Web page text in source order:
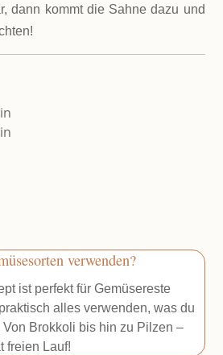
dann kommt die Sahne dazu und
verwenden?
ist perfekt für Gemüsereste
alles verwenden, was du
Brokkoli bis hin zu Pilzen –
freien Lauf!